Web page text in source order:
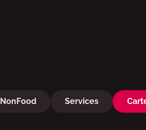
NonFood Services